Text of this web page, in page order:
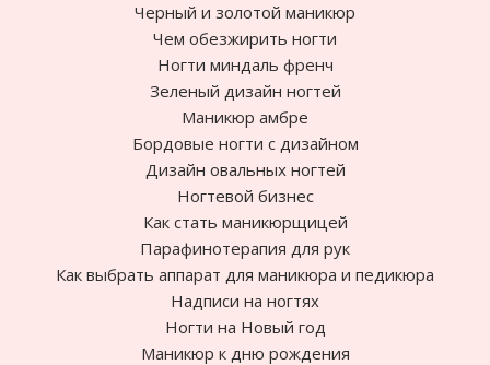
Черный и золотой маникюр
Чем обезжирить ногти
Ногти миндаль френч
Зеленый дизайн ногтей
Маникюр амбре
Бордовые ногти с дизайном
Дизайн овальных ногтей
Ногтевой бизнес
Как стать маникюрщицей
Парафинотерапия для рук
Как выбрать аппарат для маникюра и педикюра
Надписи на ногтях
Ногти на Новый год
Маникюр к дню рождения